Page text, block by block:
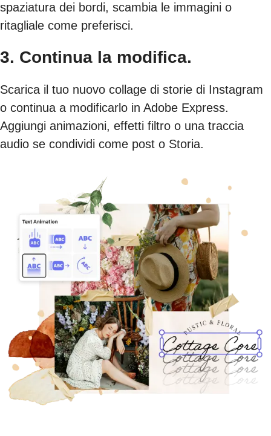
spaziatura dei bordi, scambia le immagini o
ritagliale come preferisci.
3. Continua la modifica.
Scarica il tuo nuovo collage di storie di Instagram
o continua a modificarlo in Adobe Express.
Aggiungi animazioni, effetti filtro o una traccia
audio se condividi come post o Storia.